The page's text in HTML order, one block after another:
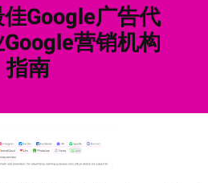
Google广告代
营销机构
指南